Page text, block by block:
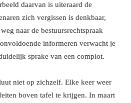
daarvan is uiteraard de
zich vergissen is denkbaar,
naar de bestuursrechtspraak
informeren verwacht je
sprake van een complot.
niet op zichzelf. Elke keer weer
boven tafel te krijgen. In maart